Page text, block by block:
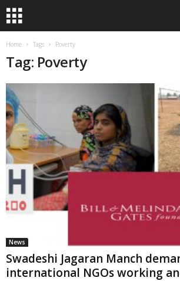
Home Tags Poverty
Tag: Poverty
News
Swadeshi Jagaran Manch
international NGOs working